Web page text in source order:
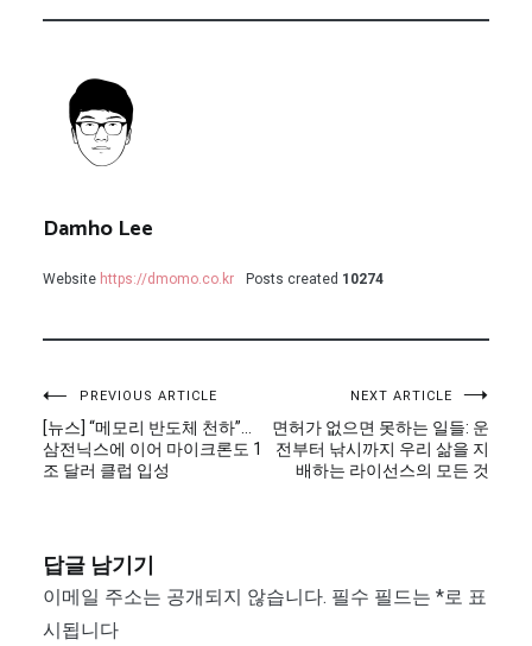
Damho Lee
Website https://dmomo.co.kr Posts created 10274
글
탐
색
PREVIOUS ARTICLE
[뉴스] “메모리 반도체 천하”…
삼전닉스에 이어 마이크론도 1
조 달러 클럽 입성
NEXT ARTICLE
면허가 없으면 못하는 일들: 운
전부터 낚시까지 우리 삶을 지
배하는 라이선스의 모든 것
답글 남기기
이메일 주소는 공개되지 않습니다. 필수 필드는 *로 표
시됩니다